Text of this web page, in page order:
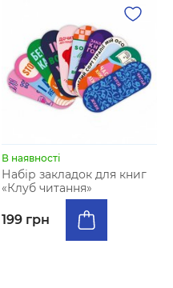
В наявності
Набір закладок для книг
«Клуб читання»
199 грн